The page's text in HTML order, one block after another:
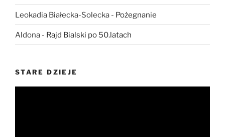
Leokadia Białecka-Solecka - Pożegnanie
Aldona - Rajd Bialski po 50.latach
STARE DZIEJE